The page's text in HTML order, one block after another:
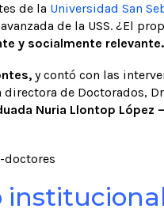
de la Universidad San
de la USS. ¿El
y socialmente relevante.
y contó con las
de Doctorados,
Nuria Llontop López
institucional